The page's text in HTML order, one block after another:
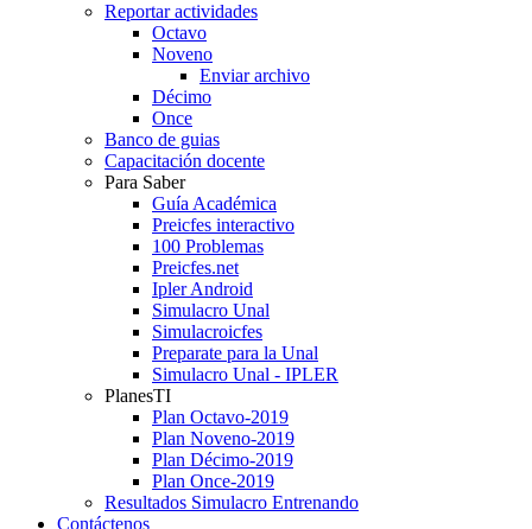
Reportar actividades
Octavo
Noveno
Enviar archivo
Décimo
Once
Banco de guias
Capacitación docente
Para Saber
Guía Académica
Preicfes interactivo
100 Problemas
Preicfes.net
Ipler Android
Simulacro Unal
Simulacroicfes
Preparate para la Unal
Simulacro Unal - IPLER
PlanesTI
Plan Octavo-2019
Plan Noveno-2019
Plan Décimo-2019
Plan Once-2019
Resultados Simulacro Entrenando
Contáctenos